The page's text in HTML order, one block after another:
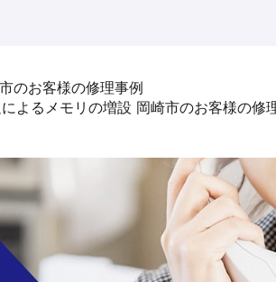
のお客様の修理事例
よるメモリの増設 岡崎市のお客様の修